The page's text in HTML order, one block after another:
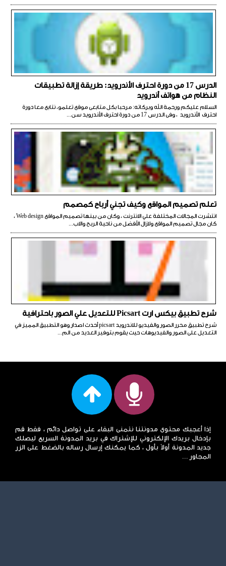
الدرس 17 من دورة احترف الأندرويد: طريقة إزالة تطبيقات
النظام من هواتف أندرويد
السلام عليكم ورحمة الله وبركاته: مرحبا بكل متابعى موقع تعلمو، نتابع معا دورة
احترف الأندرويد ، وفى الدرس 17 من دورة احترف الأندرويد سن...
تعلم تصميم المواقع وكيف تجني أرباح كمصمم
انتشرت المجالات المختلفة علي الانترنت ، وكان من بينها تصميم المواقع Web design ،
كان مجال تصميم المواقع ولازال الأفضل من ناحية الربح والاب...
شرح تطبيق بيكس ارت Picsart للتعديل علي الصور باحترافية
شرح تطبيق محرر الصور والفيديو للاندرويد picsart أحدث اصدار وهو التطبيق المميز في
التعديل على الصور والفيديوهات حيث يقوم بتوفير العديد من الم...
إذا أعجبك محتوى مدونتنا نتمنى البقاء على تواصل دائم ، فقط قم
بإدخال بريدك الإلكتروني للإشتراك في بريد المدونة السريع ليصلك
جديد المدونة أولاً بأول ، كما يمكنك إرسال رساله بالضغط على الزر
المجاور ...